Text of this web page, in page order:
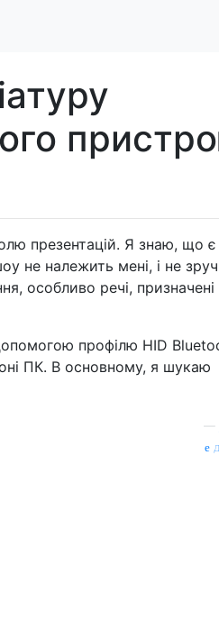
презентацій. Я знаю, що є
не належить мені, і не
особливо речі, призначені
профілю HID
ПК. В основному, я шукаю